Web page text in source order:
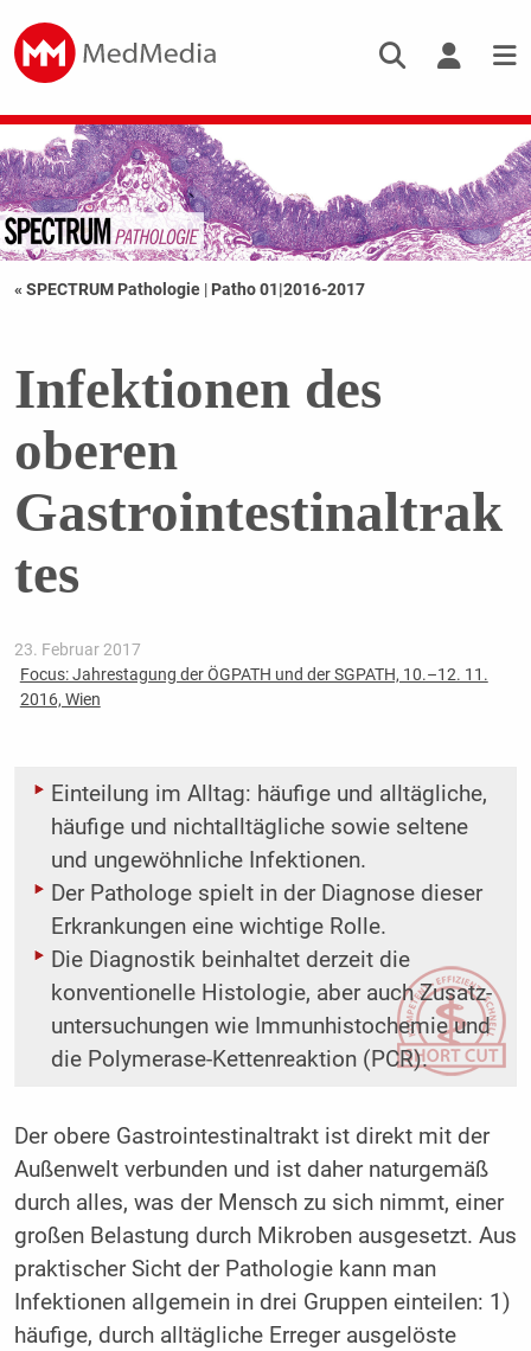
« SPECTRUM Pathologie | Patho 01|2016-2017
Infektionen des
oberen
Gastrointestinaltrak
tes
23. Februar 2017
Focus: Jahrestagung der ÖGPATH und der SGPATH, 10.–12. 11.
2016, Wien
Einteilung im Alltag: häufige und alltägliche,
häufige und nichtalltägliche sowie seltene
und ungewöhnliche Infektionen.
Der Pathologe spielt in der Diagnose dieser
Erkrankungen eine wichtige Rolle.
Die Diagnostik beinhaltet derzeit die
konventionelle Histologie, aber auch Zusatz-
untersuchungen wie Immunhistochemie und
die Polymerase-Kettenreaktion (PCR).
Der obere Gastrointestinaltrakt ist direkt mit der
Außenwelt verbunden und ist daher naturgemäß
durch alles, was der Mensch zu sich nimmt, einer
großen Belastung durch Mikroben ausgesetzt. Aus
praktischer Sicht der Pathologie kann man
Infektionen allgemein in drei Gruppen einteilen: 1)
häufige, durch alltägliche Erreger ausgelöste